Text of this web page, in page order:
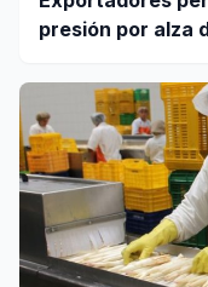
presión por alza